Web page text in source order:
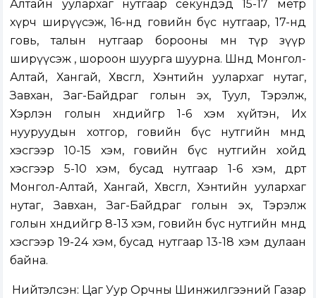
Алтайн уулархаг нутгаар секундэд 15-17 метр
хүрч ширүүсэж, 16-нд говийн бүс нутгаар, 17-нд
говь, талын нутгаар борооны өмнө түр зүүр
ширүүсэж , шороон шуурга шуурна. Шөнөдөө Монгол-
Алтай, Хангай, Хөвсгөл, Хэнтийн уулархаг нутаг,
Завхан, Заг-Байдраг голын эх, Туул, Тэрэлж,
Хэрлэн голын хөндийгөөр 1-6 хэм хүйтэн, Их
нууруудын хотгор, говийн бүс нутгийн өмнөд
хэсгээр 10-15 хэм, говийн бүс нутгийн хойд
хэсгээр 5-10 хэм, бусад нутгаар 1-6 хэм, өдөртөө
Монгол-Алтай, Хангай, Хөвсгөл, Хэнтийн уулархаг
нутаг, Завхан, Заг-Байдраг голын эх, Тэрэлж
голын хөндийгөөр 8-13 хэм, говийн бүс нутгийн өмнөд
хэсгээр 19-24 хэм, бусад нутгаар 13-18 хэм дулаан
байна.
Нийтэлсэн: Цаг Уур Орчны Шинжилгээний Газар